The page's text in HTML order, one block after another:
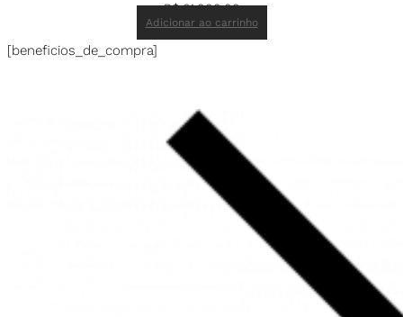
R$61.000,00
Adicionar ao carrinho
[beneficios_de_compra]